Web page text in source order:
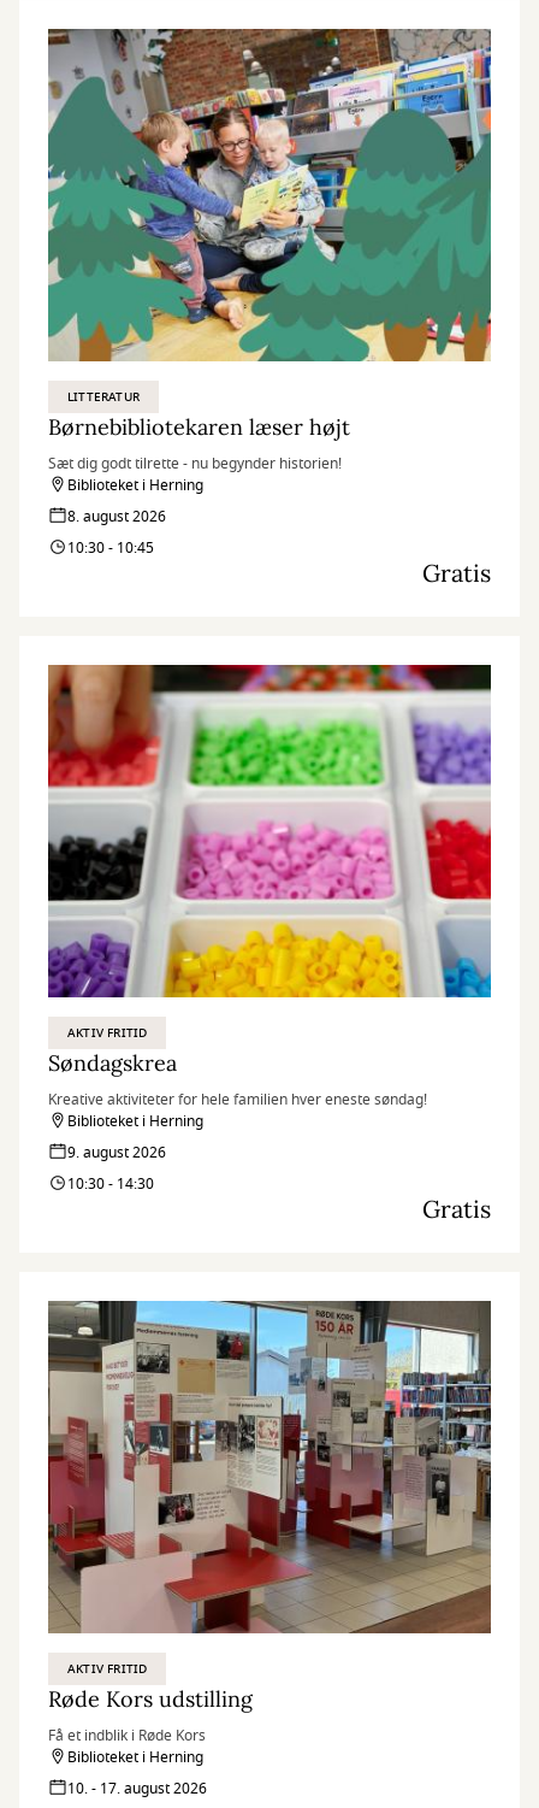
LITTERATUR
Børnebibliotekaren læser højt
Sæt dig godt tilrette - nu begynder historien!
Biblioteket i Herning
8. august 2026
10:30 - 10:45
Gratis
AKTIV FRITID
Søndagskrea
Kreative aktiviteter for hele familien hver eneste søndag!
Biblioteket i Herning
9. august 2026
10:30 - 14:30
Gratis
AKTIV FRITID
Røde Kors udstilling
Få et indblik i Røde Kors
Biblioteket i Herning
10. - 17. august 2026